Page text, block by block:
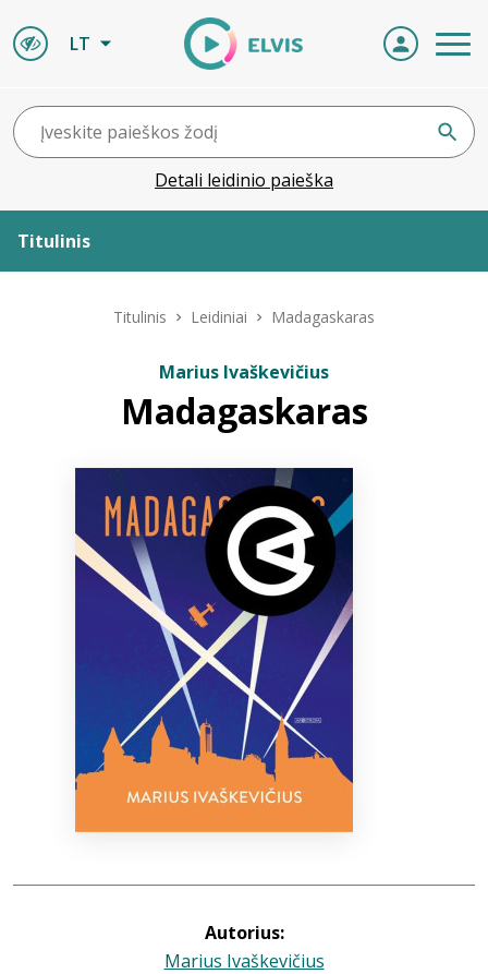
LT
Detali leidinio paieška
Titulinis
ELVIS atvyksta
Bibliotekoms
Titulinis Leidiniai Madagaskaras
Marius Ivaškevičius
Madagaskaras
Autorius:
Marius Ivaškevičius